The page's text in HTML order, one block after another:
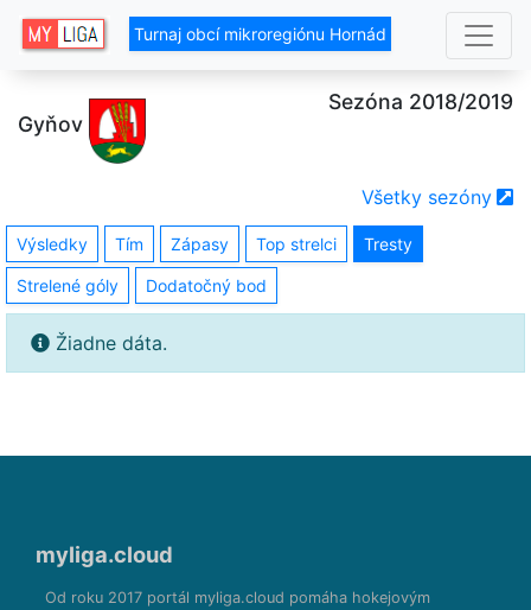
Turnaj obcí mikroregiónu Hornád
Gyňov
Sezóna 2018/2019
Všetky sezóny
Výsledky Tím Zápasy Top strelci Tresty
Strelené góly Dodatočný bod
Žiadne dáta.
myliga.cloud
Od roku 2017 portál myliga.cloud pomáha hokejovým